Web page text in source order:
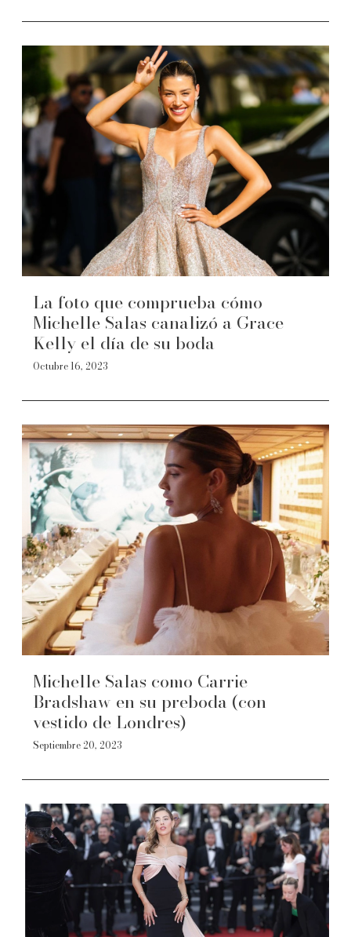
La foto que comprueba cómo
Michelle Salas canalizó a Grace
Kelly el día de su boda
Octubre 16, 2023
Michelle Salas como Carrie
Bradshaw en su preboda (con
vestido de Londres)
Septiembre 20, 2023